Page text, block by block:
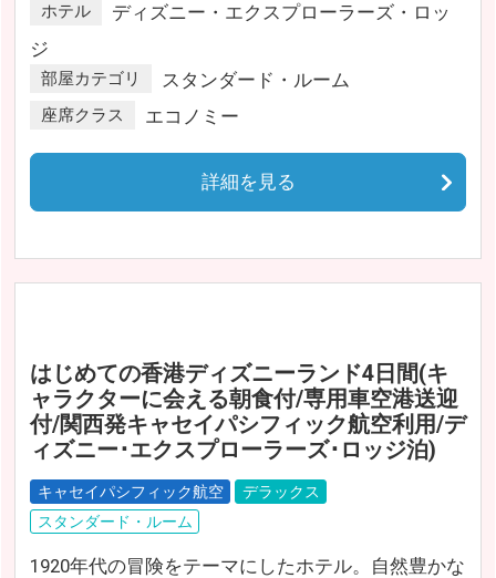
ホテル
ディズニー・エクスプローラーズ・ロッ
ジ
部屋カテゴリ スタンダード・ルーム
座席クラス エコノミー
詳細を見る
はじめての香港ディズニーランド4日間(キ
ャラクターに会える朝食付/専用車空港送迎
付/関西発キャセイパシフィック航空利用/デ
ィズニー･エクスプローラーズ･ロッジ泊)
キャセイパシフィック航空
デラックス
スタンダード・ルーム
1920年代の冒険をテーマにしたホテル。自然豊かな